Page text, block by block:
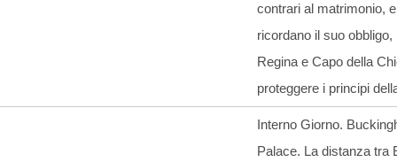
contrari al matrimonio,
ricordano il suo obbligo,
Regina e Capo della
proteggere i principi
Interno Giorno.
Palace. La distanza tra